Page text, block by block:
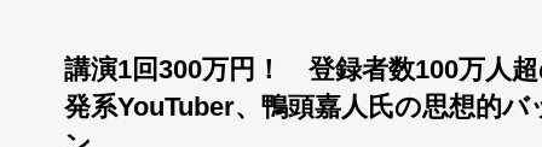
講演1回300万円！ 登録者数100万人
発系YouTuber、鴨頭嘉人氏の思想的バ